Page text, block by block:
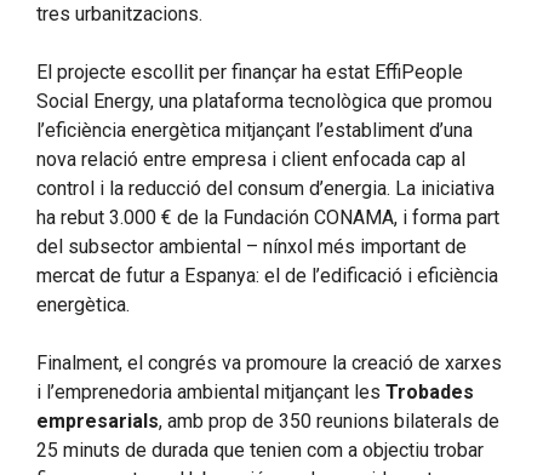
tres urbanitzacions.
El projecte escollit per finançar ha estat EffiPeople
Social Energy, una plataforma tecnològica que promou
l’eficiència energètica mitjançant l’establiment d’una
nova relació entre empresa i client enfocada cap al
control i la reducció del consum d’energia. La iniciativa
ha rebut 3.000 € de la Fundación CONAMA, i forma part
del subsector ambiental – nínxol més important de
mercat de futur a Espanya: el de l’edificació i eficiència
energètica.
Finalment, el congrés va promoure la creació de xarxes
i l’emprenedoria ambiental mitjançant les Trobades
empresarials, amb prop de 350 reunions bilaterals de
25 minuts de durada que tenien com a objectiu trobar